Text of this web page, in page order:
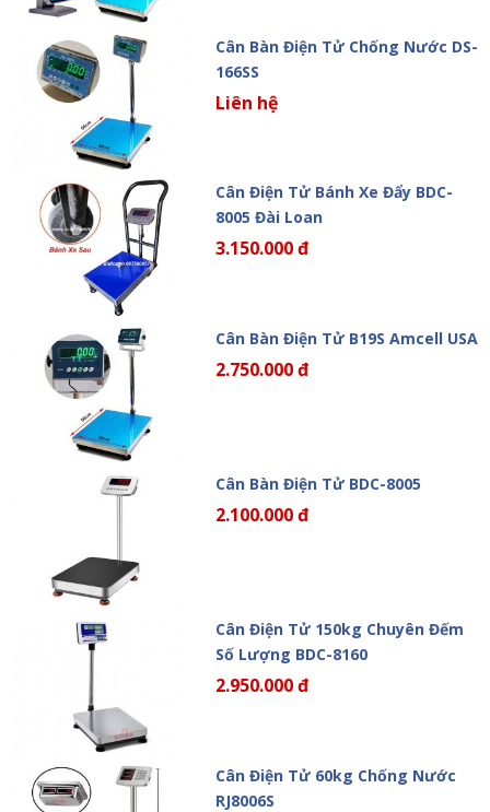
Cân Bàn Điện Tử Chống Nước DS-
166SS
Liên hệ
Cân Điện Tử Bánh Xe Đẩy BDC-
8005 Đài Loan
3.150.000 đ
Cân Bàn Điện Tử B19S Amcell USA
2.750.000 đ
Cân Bàn Điện Tử BDC-8005
2.100.000 đ
Cân Điện Tử 150kg Chuyên Đếm
Số Lượng BDC-8160
2.950.000 đ
Cân Điện Tử 60kg Chống Nước
RJ8006S